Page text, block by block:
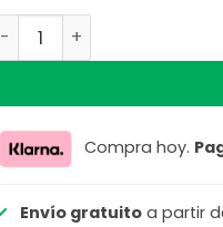
Lámpara colgante
Compra hoy.
Envío gratuitoa partir